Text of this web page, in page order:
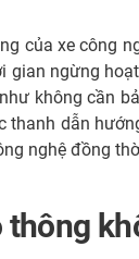
của xe công
gian ngừng
không cần
thanh dẫn
nghệ đồng
thông